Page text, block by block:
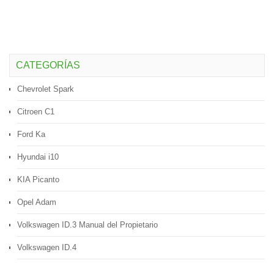
CATEGORÍAS
Chevrolet Spark
Citroen C1
Ford Ka
Hyundai i10
KIA Picanto
Opel Adam
Volkswagen ID.3 Manual del Propietario
Volkswagen ID.4